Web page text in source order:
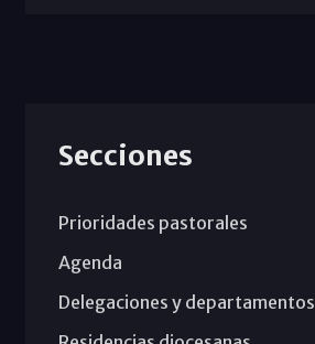
Secciones
Prioridades pastorales
Agenda
Delegaciones y departamentos